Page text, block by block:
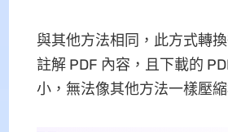
與其他方法相同，此方式轉
註解 PDF 內容，且下載的
小，無法像其他方法一樣壓縮